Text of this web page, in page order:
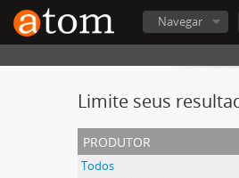
Navegar
Limite seus
produtor
Todos